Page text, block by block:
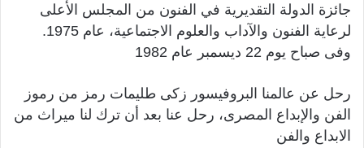
جائزة الدولة التقديرية في الفنون من المجلس الأعلى
لرعاية الفنون والآداب والعلوم الاجتماعية، عام 1975.
وفى صباح يوم 22 ديسمبر عام 1982
رحل عن عالمنا البروفيسور زكى طليمات رمز من رموز
الفن والإبداع المصرى، رحل عنا بعد أن ترك لنا ميراث من
الابداع والفن